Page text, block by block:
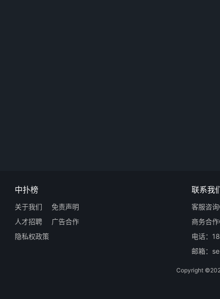
中扑榜
关于我们
免责声明
人才招聘
广告合作
隐私权政策
联系我
客服咨
商务合
电话：
邮箱：
Copyright